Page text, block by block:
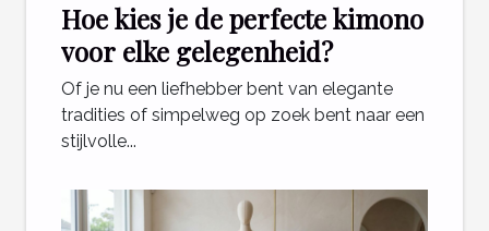
Hoe kies je de perfecte kimono
voor elke gelegenheid?
Of je nu een liefhebber bent van elegante
tradities of simpelweg op zoek bent naar een
stijlvolle...